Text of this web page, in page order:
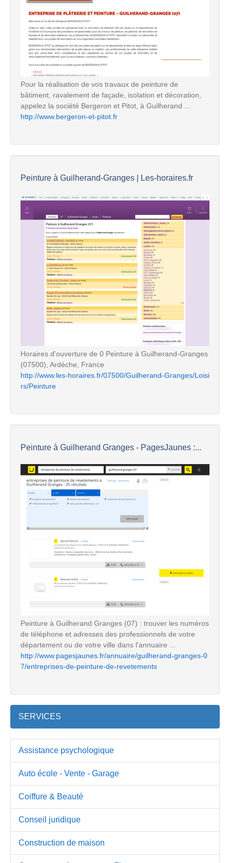
Pour la réalisation de vos travaux de peinture de
bâtiment, ravalement de façade, isolation et décoration,
appelez la société Bergeron et Pitot, à Guilherand ...
http://www.bergeron-et-pitot.fr
Peinture à Guilherand-Granges | Les-horaires.fr
Horaires d'ouverture de 0 Peinture à Guilherand-Granges
(07500), Ardèche, France
http://www.les-horaires.fr/07500/Guilherand-Granges/Loisi
rs/Peinture
Peinture à Guilherand Granges - PagesJaunes :...
Peinture à Guilherand Granges (07) : trouver les numéros
de téléphone et adresses des professionnels de votre
département ou de votre ville dans l'annuaire ...
http://www.pagesjaunes.fr/annuaire/guilherand-granges-0
7/entreprises-de-peinture-de-revetements
SERVICES
Assistance psychologique
Auto école - Vente - Garage
Coiffure & Beauté
Conseil juridique
Construction de maison